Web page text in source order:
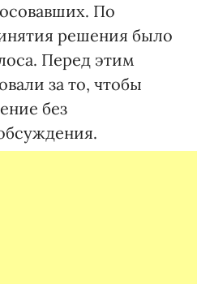
По
решения было
Перед этим
за то, чтобы
без